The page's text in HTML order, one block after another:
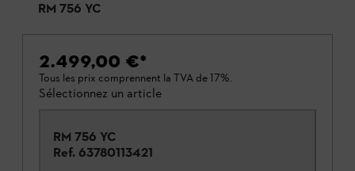
RM 756 YC
2.499,00 €*
Tous les prix comprennent la TVA de 17%.
Sélectionnez un article
RM 756 YC
Ref. 63780113421